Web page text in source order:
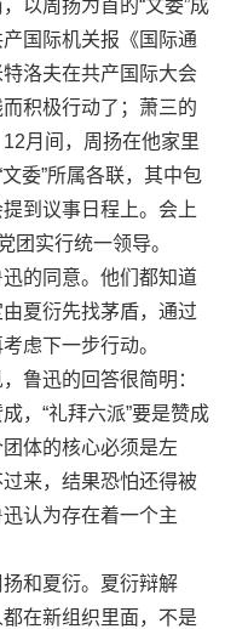
以周扬为首的“文委”成
国际机关报《国际通
洛夫在共产国际大会
积极行动了；萧三的
月间，周扬在他家里
委”所属各联，其中包
到议事日程上。会上
团实行统一领导。
的同意。他们都知道
夏衍先找茅盾，通过
虑下一步行动。
迅的回答很简明：
，“礼拜六派”要是赞成
体的核心必须是左
来，结果恐怕还得被
认为存在着一个主
和夏衍。夏衍辩解
在新组织里面，不是